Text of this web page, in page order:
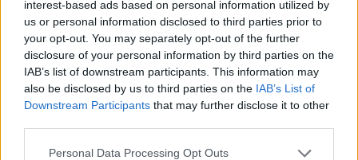
interest-based ads based on personal information utilized by
us or personal information disclosed to third parties prior to
your opt-out. You may separately opt-out of the further
disclosure of your personal information by third parties on the
IAB’s list of downstream participants. This information may
also be disclosed by us to third parties on the IAB’s List of
Downstream Participants that may further disclose it to other
Personal Data Processing Opt Outs
Albums : Naked [Single]
Paroles + Traduction Téléchargement
Vidéos